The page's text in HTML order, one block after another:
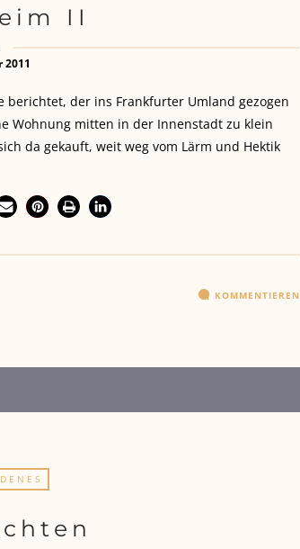
II
2011
der ins Frankfurter Umland gezogen
Wohnung mitten in der Innenstadt zu klein
da gekauft, weit weg vom Lärm und Hektik
KOMMENTIEREN